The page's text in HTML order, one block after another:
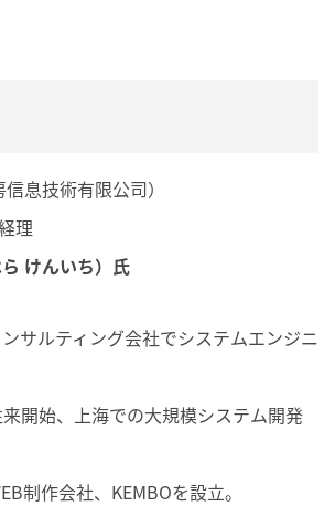
息技術有限公司）
理
けんいち）氏
サルティング会社でシステムエンジニ
開始、上海での大規模システム開発
制作会社、KEMBOを設立。